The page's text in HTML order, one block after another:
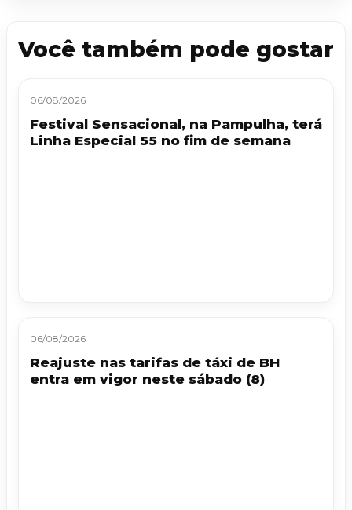
Você também pode gostar
06/08/2026
Festival Sensacional, na Pampulha, terá
Linha Especial 55 no fim de semana
06/08/2026
Reajuste nas tarifas de táxi de BH
entra em vigor neste sábado (8)